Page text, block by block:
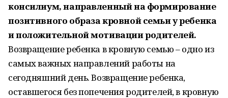
консилиум, направленный на формирование
позитивного образа кровной семьи у ребенка
и положительной мотивации родителей.
Возвращение ребенка в кровную семью – одно из
самых важных направлений работы на
сегодняшний день. Возвращение ребенка,
оставшегося без попечения родителей, в кровную